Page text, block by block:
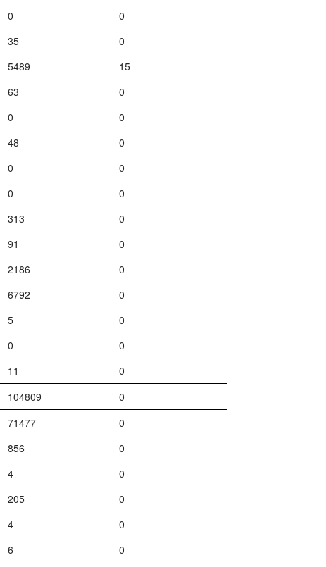
0
0
35
0
5489
15
63
0
0
0
48
0
0
0
0
0
313
0
91
0
2186
0
6792
0
5
0
0
0
11
0
104809
0
71477
0
856
0
4
0
205
0
4
0
6
0